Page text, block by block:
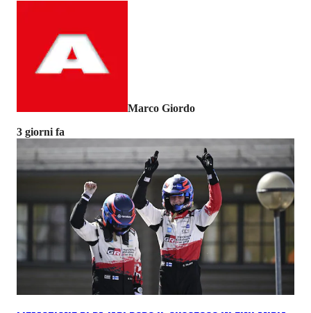
Marco Giordo
3 giorni fa